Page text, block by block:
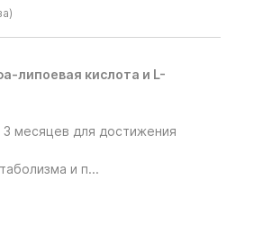
липоевая кислота и L-
месяцев для достижения
и п...